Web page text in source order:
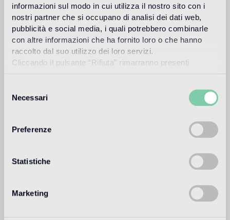
informazioni sul modo in cui utilizza il nostro sito con i
nostri partner che si occupano di analisi dei dati web,
pubblicità e social media, i quali potrebbero combinarle
con altre informazioni che ha fornito loro o che hanno
raccolto dal suo utilizzo dei loro servizi.
Cliccando il pulsante “Rifiuta” rimarranno presenti
tecnici.
delNecessari
Preferenze
Statistiche
Marketing
ULTRA als Zusatz von Ad Hoc verbessert die Haftung auf
mineralischen, absorbierenden oder nicht absorbierenden
Untergründen und eignet sich für die Verwendung auf
beheiztem Estrich, auf Balkonen und Terrassen, auf
Fertigbeton, an Fassaden und in Schwimmbädern*.
Protokolle für diese Verwendungen angenommen werden.